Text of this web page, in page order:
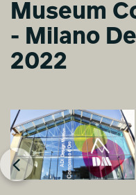
Museum
- Milano
2022